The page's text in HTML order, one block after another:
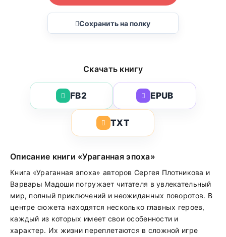
Сохранить на полку
Скачать книгу
FB2 EPUB
TXT
Описание книги «Ураганная эпоха»
Книга «Ураганная эпоха» авторов Сергея Плотникова и
Варвары Мадоши погружает читателя в увлекательный
мир, полный приключений и неожиданных поворотов. В
центре сюжета находятся несколько главных героев,
каждый из которых имеет свои особенности и
характер. Их жизни переплетаются в сложной игре